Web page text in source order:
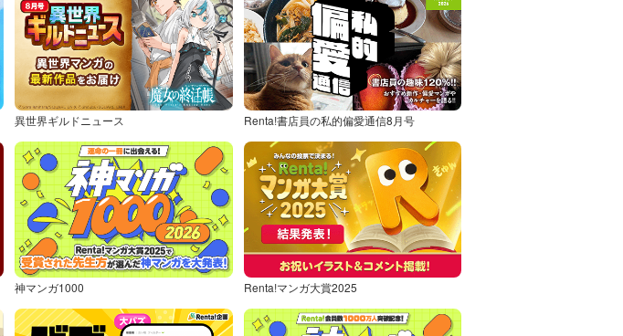
異世界ギルドニュース Renta!書店員の私的偏愛通信8月号
神マンガ1000 Renta!マンガ大賞2025